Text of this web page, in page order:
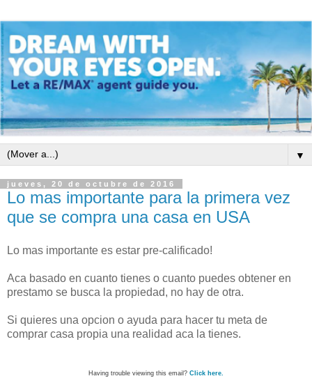
▼
jueves, 20 de octubre de 2016
Lo mas importante para la primera vez
que se compra una casa en USA
Lo mas importante es estar pre-calificado!
Aca basado en cuanto tienes o cuanto puedes obtener en
prestamo se busca la propiedad, no hay de otra.
Si quieres una opcion o ayuda para hacer tu meta de
comprar casa propia una realidad aca la tienes.
Having trouble viewing this email? Click here.